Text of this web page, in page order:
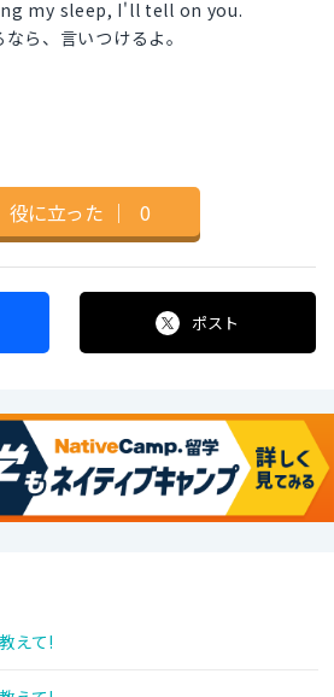
my sleep, I'll tell on you.
ら、言いつけるよ。
役に立った ｜ 0
ポスト
えて!